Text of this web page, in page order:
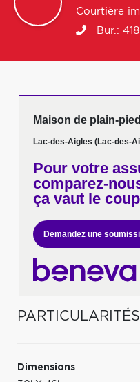
Courtière
Bur.:
Maison de plain-
Lac-des-Aigles (Lac-des-
Pour votre
comparez-
ça vaut le
Demandez une
Dimensions